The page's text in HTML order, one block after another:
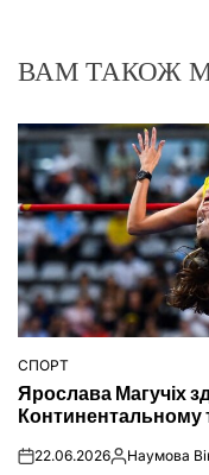
ВАМ ТАКОЖ
ОПУБЛІКУВАТИ
У
СПОРТ
Ярослава Магучіх
Континентальному
on22.06.2026Опубліковано
Наумова